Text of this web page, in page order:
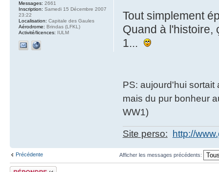
Tout simplement
Quand à l'histoire,
1...
PS: aujourd'hui
mais du pur bonheur
WW1)
Site perso: http://
Messages: 2661
Inscription: Samedi 15 Décembre 2007
23:22
Localisation: Capitale des Gaules
Aérodrome: Brindas (LFKL)
Activité/licences: IULM
Précédente Afficher les messages précédents:
Répondre